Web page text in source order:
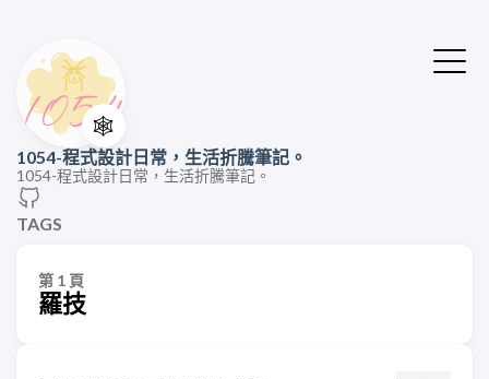
🕸️
1054-程式設計日常，生活折騰筆記。
1054-程式設計日常，生活折騰筆記。
TAGS
第 1 頁
羅技